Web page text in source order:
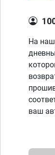
На
ваш